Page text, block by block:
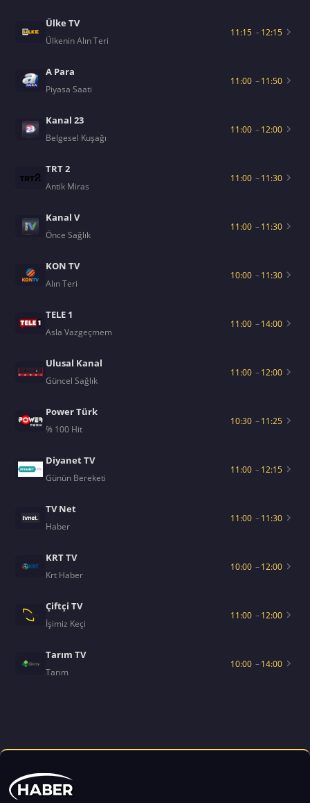
Ülke TV
Ülkenin Alın Teri
11:15 – 12:15
A Para
Piyasa Saati
11:00 – 11:50
Kanal 23
Belgesel Kuşağı
11:00 – 12:00
TRT 2
Antik Miras
11:00 – 11:30
Kanal V
Önce Sağlık
11:00 – 11:30
KON TV
Alın Teri
10:00 – 11:30
TELE 1
Asla Vazgeçmem
11:00 – 14:00
Ulusal Kanal
Güncel Sağlık
11:00 – 12:00
Power Türk
% 100 Hit
10:30 – 11:25
Diyanet TV
Günün Bereketi
11:00 – 12:15
TV Net
Haber
11:00 – 11:30
KRT TV
Krt Haber
10:00 – 12:00
Çiftçi TV
İşimiz Keçi
11:00 – 12:00
Tarım TV
Tarım
10:00 – 14:00